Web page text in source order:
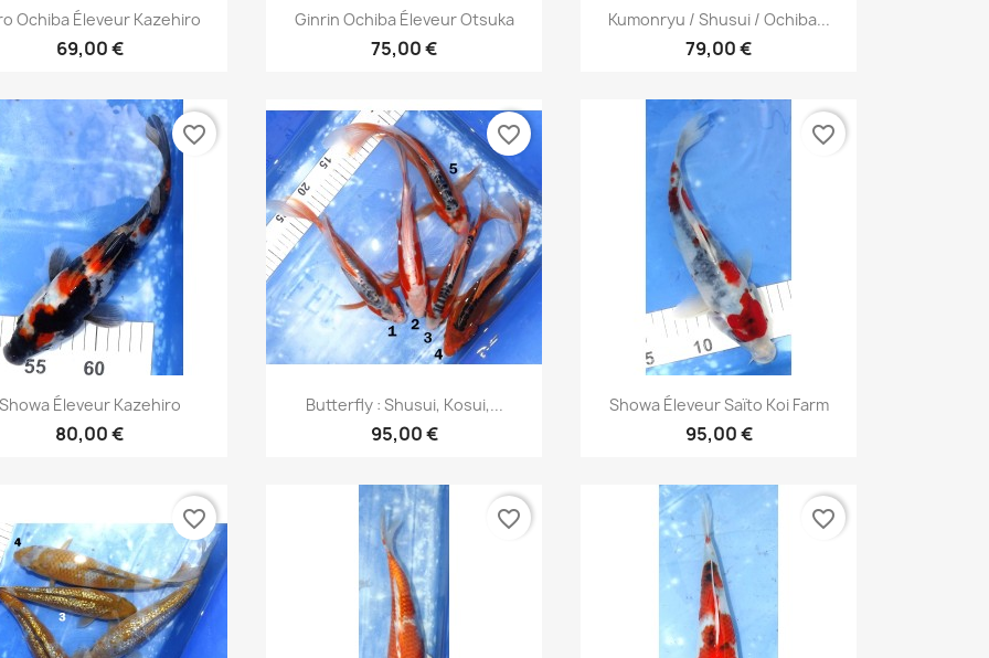
Aperçu rapide
Ochiba Éleveur Kazehiro
69,00 €
Aperçu rapide
Ginrin Ochiba Éleveur Otsuka
75,00 €
Aperçu rapide
Kumonryu / Shusui / Ochiba...
79,00 €
Aperçu rapide
Éleveur Kazehiro
80,00 €
favorite_border
Aperçu rapide
Butterfly : Shusui, Kosui,...
95,00 €
favorite_border
Aperçu rapide
Showa Éleveur Saïto Koi Farm
95,00 €
favorite_border
favorite_border favorite_border favorite_border